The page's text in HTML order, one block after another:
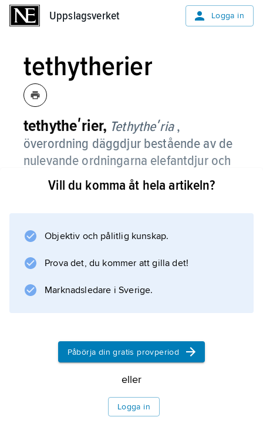
Uppslagsverket Logga in
tethytherier
tethytheʹrier, Tethytheʹria ,
överordning däggdjur bestående av de
nulevande ordningarna elefantdjur och
sirendjur samt den utdöda ordningen
desmostylier.
fysiologiska särdrag och tethytherier är en av
Vill du komma åt hela artikeln?
Objektiv och pålitlig kunskap.
Prova det, du kommer att gilla det!
Marknadsledare i Sverige.
Påbörja din gratis provperiod
eller
Logga in